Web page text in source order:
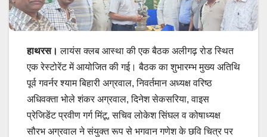
हाथरस। लायंस क्लब आस्था की एक बैठक अलीगढ़ रोड स्थित
एक रेस्टोरेंट में आयोजित की गई। बैठक का शुभारम्भ मुख्य अतिथि
पूर्व गवर्नर श्याम बिहारी अग्रवाल, निवर्तमान अध्यक्ष वरिष्ठ
अधिवक्ता भोले शंकर अग्रवाल, दिनेश सेकसरिया, वाइस
प्रेजिडेंट प्रवीण गर्ग मिंटू, सचिव लोकेश सिंघल व कोषाध्यक्ष
सौरभ अग्रवाल ने संयुक्त रूप से भगवान गणेश के छवि चित्र पर